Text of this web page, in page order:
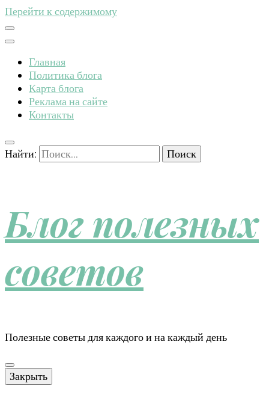
Перейти к содержимому
Главная
Политика блога
Карта блога
Реклама на сайте
Контакты
Найти:
Блог полезных
советов
Полезные советы для каждого и на каждый день
Закрыть